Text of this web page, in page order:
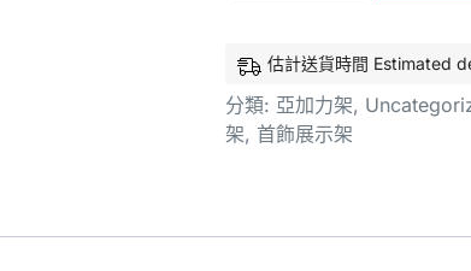
估計送貨時間 Estimated
分類: 亞加力架,
架​, 首飾展示架